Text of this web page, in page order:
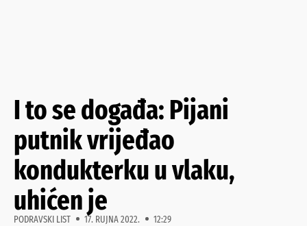
I to se događa: Pijani
putnik vrijeđao
kondukterku u vlaku,
uhićen je
PODRAVSKI LIST 17. RUJNA 2022. 12:29